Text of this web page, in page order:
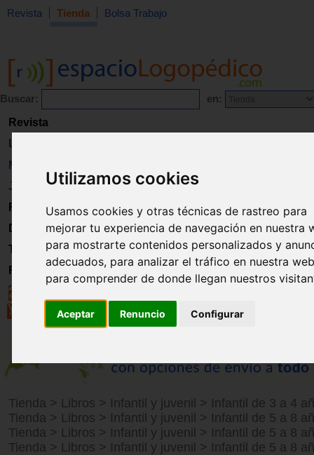
Utilizamos cookies
Usamos cookies y otras técnicas de rastreo para
mejorar tu experiencia de navegación en nuestra
para mostrarte contenidos personalizados y
adecuados, para analizar el tráfico en nuestra
para comprender de donde llegan nuestros
Aceptar Renuncio Configurar
Revista Tienda Bolsa Trabajo
Buscar: en:
Revista
Libros
Material
Juguetes
Formación
Directorio
Trabajo
Registro
Tienda > Libros > Infantil y juvenil > Infantil de 3 a 4
Tienda > Libros > Infantil y juvenil > Infantil de 5 a 8
Tienda > Libros > Infantil y juvenil > Infantil de 5 a 8
Tienda > Libros > Infantil y juvenil > Infantil de 5 a 8